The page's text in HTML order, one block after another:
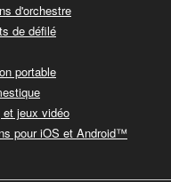
d'orchestre
de défilé
portable
et jeux vidéo
pour iOS et Android™